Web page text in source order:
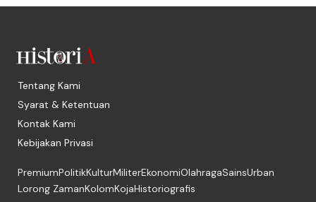
Tentang Kami
Syarat & Ketentuan
Kontak Kami
Kebijakan Privasi
PremiumPolitikKulturMiliterEkonomiOlahragaSainsUrban
Lorong ZamanKolomKojaHistoriografis